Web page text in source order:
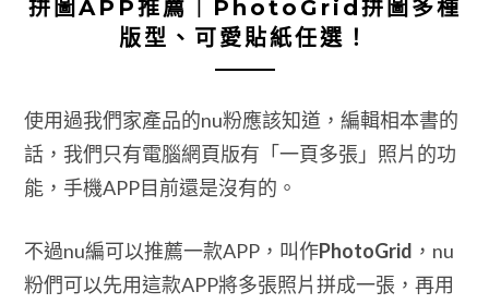
拼圖APP推薦｜PhotoGrid拼圖多種
版型、可愛貼紙任選！
使用過我們家產品的nu粉應該知道，編輯相本書的
話，我們只有電腦網頁版有「一頁多張」照片的功
能，手機APP目前還是沒有的。
不過nu編可以推薦一款APP，叫作PhotoGrid ，nu
粉們可以先用這款APP將多張照片拼成一張，再用